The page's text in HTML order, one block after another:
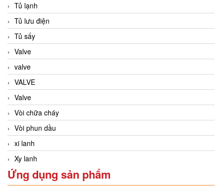
Tủ lạnh
Tủ lưu điện
Tủ sấy
Valve
valve
VALVE
Valve
Vòi chữa cháy
Vòi phun dầu
xi lanh
Xy lanh
Ứng dụng sản phẩm